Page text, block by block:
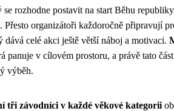
rozhodne postavit na start Běhu
Přesto organizátoři každoročně připravují
dává celé akci ještě větší náboj a motivaci.
panuje v cílovém prostoru, a právě tato
výběh.
tři závodníci v každé věkové kategorii